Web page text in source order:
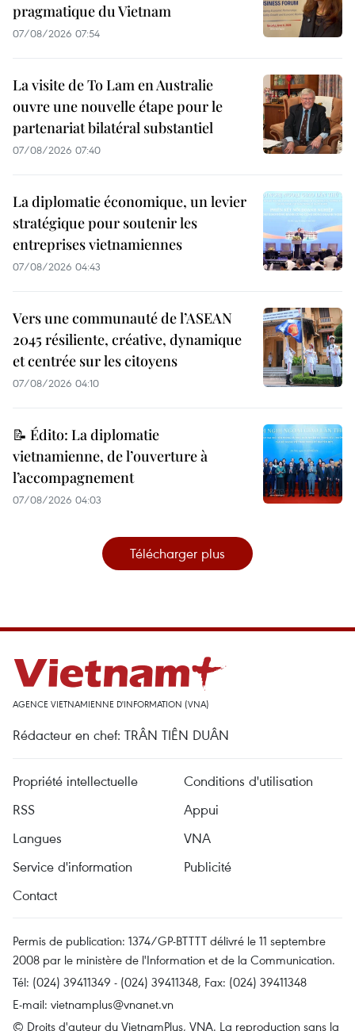
pragmatique du Vietnam
07/08/2026 07:54
La visite de To Lam en Australie
ouvre une nouvelle étape pour le
partenariat bilatéral substantiel
07/08/2026 07:40
La diplomatie économique, un levier
stratégique pour soutenir les
entreprises vietnamiennes
07/08/2026 04:43
Vers une communauté de l’ASEAN
2045 résiliente, créative, dynamique
et centrée sur les citoyens
07/08/2026 04:10
📝 Édito: La diplomatie
vietnamienne, de l’ouverture à
l’accompagnement
07/08/2026 04:03
Télécharger plus
AGENCE VIETNAMIENNE D'INFORMATION (VNA)
Rédacteur en chef: TRÂN TIÊN DUÂN
Propriété intellectuelle
Conditions d'utilisation
RSS
Appui
Langues
VNA
Service d'information
Publicité
Contact
Permis de publication: 1374/GP-BTTTT délivré le 11 septembre
2008 par le ministère de l'Information et de la Communication.
Tél: (024) 39411349 - (024) 39411348, Fax: (024) 39411348
E-mail: vietnamplus@vnanet.vn
© Droits d'auteur du VietnamPlus, VNA. La reproduction sans la